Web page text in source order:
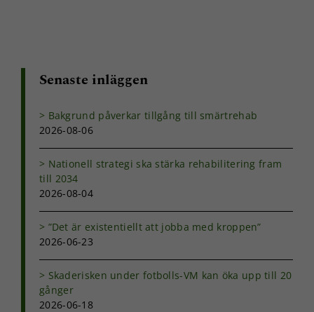
Senaste inläggen
Bakgrund påverkar tillgång till smärtrehab
2026-08-06
Nationell strategi ska stärka rehabilitering fram
till 2034
2026-08-04
”Det är existentiellt att jobba med kroppen”
2026-06-23
Skaderisken under fotbolls-VM kan öka upp till 20
gånger
2026-06-18